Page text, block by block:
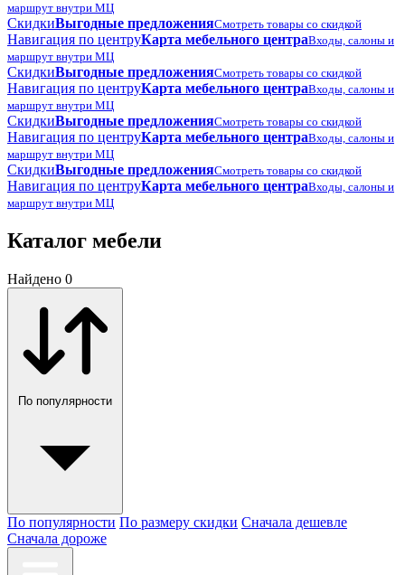
маршрут внутри МЦ
СкидкиВыгодные предложенияСмотреть товары со скидкой
Навигация по центруКарта мебельного центраВходы, салоны и
маршрут внутри МЦ
СкидкиВыгодные предложенияСмотреть товары со скидкой
Навигация по центруКарта мебельного центраВходы, салоны и
маршрут внутри МЦ
СкидкиВыгодные предложенияСмотреть товары со скидкой
Навигация по центруКарта мебельного центраВходы, салоны и
маршрут внутри МЦ
СкидкиВыгодные предложенияСмотреть товары со скидкой
Навигация по центруКарта мебельного центраВходы, салоны и
маршрут внутри МЦ
Каталог мебели
Найдено 0
По популярности
По популярности По размеру скидки Сначала дешевле
Сначала дороже